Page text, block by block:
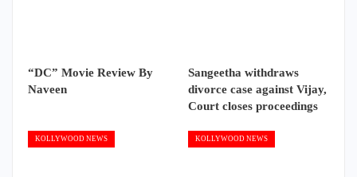
“DC” Movie Review By
Naveen
Sangeetha withdraws
divorce case against Vijay,
Court closes proceedings
KOLLYWOOD NEWS KOLLYWOOD NEWS